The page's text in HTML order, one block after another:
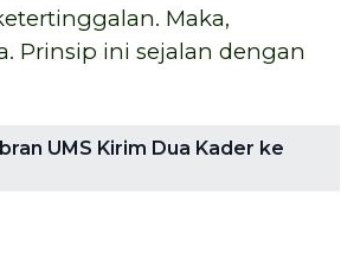
Maka,
Prinsip ini sejalan dengan
UMS Kirim Dua Kader ke